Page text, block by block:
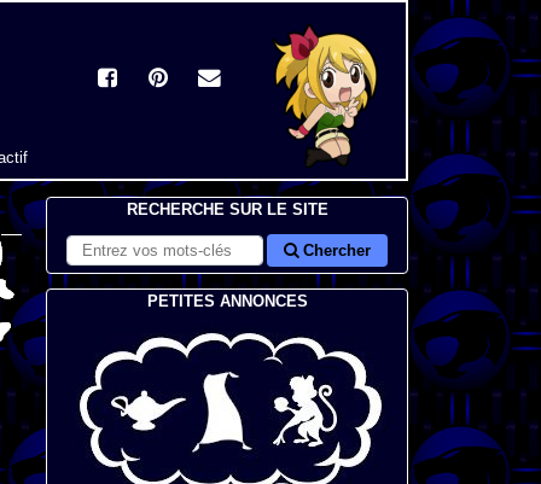
RECHERCHE SUR LE SITE
Chercher
PETITES ANNONCES